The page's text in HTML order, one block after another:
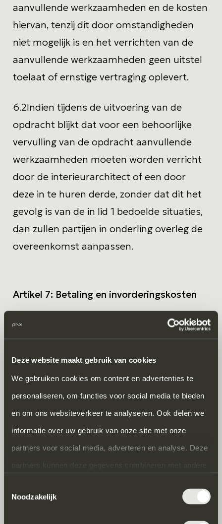
Deze website maakt gebruik van cookies
We gebruiken cookies om content en advertenties te
personaliseren, om functies voor social media te bieden
en om ons websiteverkeer te analyseren. Ook delen we
informatie over uw gebruik van onze site met onze
partners voor social media, adverteren en analyse. Deze
partners kunnen deze gegevens combineren met andere
verzameld op basis van uw gebruik van hun services.
Noodzakelijk
aanvullende werkzaamheden en de kosten
hiervan, tenzij dit door omstandigheden
niet mogelijk is en het verrichten van de
aanvullende werkzaamheden geen uitstel
toelaat of ernstige vertraging oplevert.
6.2Indien tijdens de uitvoering van de
opdracht blijkt dat voor een behoorlijke
vervulling van de opdracht aanvullende
werkzaamheden moeten worden verricht
door de interieurarchitect of een door
deze in te huren derde, zonder dat dit het
gevolg is van de in lid 1 bedoelde situaties,
dan zullen partijen in onderling overleg de
overeenkomst aanpassen.
Artikel 7: Betaling en invorderingskosten
7.1 De declaraties van de interieurarchitect
dienen binnen 14 dagen na de
declaratiedatum te worden voldaan door
overboeking op de bank- of girorekening
van de interieurarchitect. Na het
verstrijken van deze betalingstermijn is de
opdrachtgever van rechtswege in verzuim,
zonder dat een nadere ingebrekestelling is
vereist. In dat geval worden alle
interieurarchitect terstond opeisbaar.